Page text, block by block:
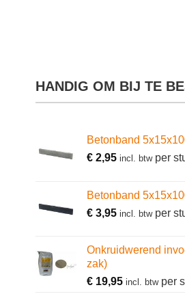
HANDIG OM BIJ TE
Betonband
€ 2,95 incl. btwper
Betonband
€ 3,95 incl. btwper
Onkruidwerend
zak)
€ 19,95 incl. btwper